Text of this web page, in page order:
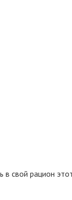
в свой рацион